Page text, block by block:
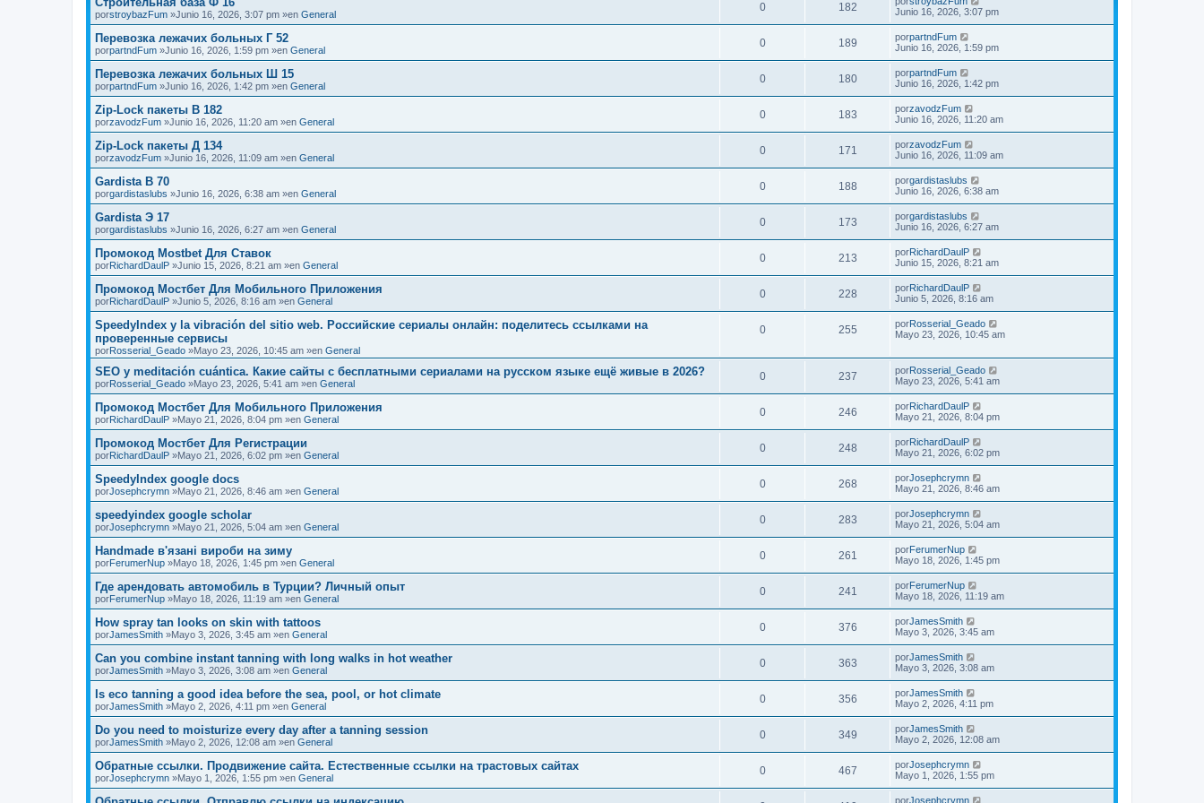
porstroybazFum »Junio 16, 2026, 3:07 pm »en General
0 182
Junio 16, 2026, 3:07 pm
Перевозка лежачих больных Г 52
porpartndFum »Junio 16, 2026, 1:59 pm »en General
0 189 porpartndFum
Junio 16, 2026, 1:59 pm
Перевозка лежачих больных Ш 15
porpartndFum »Junio 16, 2026, 1:42 pm »en General
0 180 porpartndFum
Junio 16, 2026, 1:42 pm
Zip-Lock пакеты В 182
porzavodzFum »Junio 16, 2026, 11:20 am »en General
0 183 porzavodzFum
Junio 16, 2026, 11:20 am
Zip-Lock пакеты Д 134
porzavodzFum »Junio 16, 2026, 11:09 am »en General
0 171 porzavodzFum
Junio 16, 2026, 11:09 am
Gardista В 70
porgardistaslubs »Junio 16, 2026, 6:38 am »en General
0 188 porgardistaslubs
Junio 16, 2026, 6:38 am
Gardista Э 17
porgardistaslubs »Junio 16, 2026, 6:27 am »en General
0 173 porgardistaslubs
Junio 16, 2026, 6:27 am
Промокод Mostbet Для Ставок
porRichardDaulP »Junio 15, 2026, 8:21 am »en General
0 213 porRichardDaulP
Junio 15, 2026, 8:21 am
Промокод Мостбет Для Мобильного Приложения
porRichardDaulP »Junio 5, 2026, 8:16 am »en General
0 228 porRichardDaulP
Junio 5, 2026, 8:16 am
SpeedyIndex y la vibración del sitio web. Российские сериалы онлайн: поделитесь ссылками на
проверенные сервисы
porRosserial_Geado »Mayo 23, 2026, 10:45 am »en General
0 255 porRosserial_Geado
Mayo 23, 2026, 10:45 am
SEO y meditación cuántica. Какие сайты с бесплатными сериалами на русском языке ещё живые в 2026?
porRosserial_Geado »Mayo 23, 2026, 5:41 am »en General
0 237 porRosserial_Geado
Mayo 23, 2026, 5:41 am
Промокод Мостбет Для Мобильного Приложения
porRichardDaulP »Mayo 21, 2026, 8:04 pm »en General
0 246 porRichardDaulP
Mayo 21, 2026, 8:04 pm
Промокод Мостбет Для Регистрации
porRichardDaulP »Mayo 21, 2026, 6:02 pm »en General
0 248 porRichardDaulP
Mayo 21, 2026, 6:02 pm
SpeedyIndex google docs
porJosephcrymn »Mayo 21, 2026, 8:46 am »en General
0 268 porJosephcrymn
Mayo 21, 2026, 8:46 am
speedyindex google scholar
porJosephcrymn »Mayo 21, 2026, 5:04 am »en General
0 283 porJosephcrymn
Mayo 21, 2026, 5:04 am
Handmade в'язані вироби на зиму
porFerumerNup »Mayo 18, 2026, 1:45 pm »en General
0 261 porFerumerNup
Mayo 18, 2026, 1:45 pm
Где арендовать автомобиль в Турции? Личный опыт
porFerumerNup »Mayo 18, 2026, 11:19 am »en General
0 241 porFerumerNup
Mayo 18, 2026, 11:19 am
How spray tan looks on skin with tattoos
porJamesSmith »Mayo 3, 2026, 3:45 am »en General
0 376 porJamesSmith
Mayo 3, 2026, 3:45 am
Can you combine instant tanning with long walks in hot weather
porJamesSmith »Mayo 3, 2026, 3:08 am »en General
0 363 porJamesSmith
Mayo 3, 2026, 3:08 am
Is eco tanning a good idea before the sea, pool, or hot climate
porJamesSmith »Mayo 2, 2026, 4:11 pm »en General
0 356 porJamesSmith
Mayo 2, 2026, 4:11 pm
Do you need to moisturize every day after a tanning session
porJamesSmith »Mayo 2, 2026, 12:08 am »en General
0 349 porJamesSmith
Mayo 2, 2026, 12:08 am
Обратные ссылки. Продвижение сайта. Естественные ссылки на трастовых сайтах
porJosephcrymn »Mayo 1, 2026, 1:55 pm »en General
0 467 porJosephcrymn
Mayo 1, 2026, 1:55 pm
porJosephcrymn